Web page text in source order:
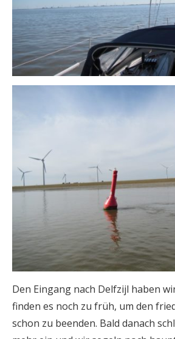
Den Eingang nach Delfzijl haben
finden es noch zu früh, um den
schon zu beenden. Bald danach